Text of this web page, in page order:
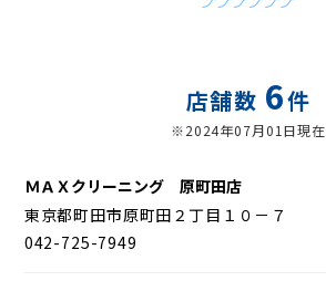
店舗数 6件
※2024年07月01日現在
ＭＡＸクリーニング 原町田店
東京都町田市原町田２丁目１０－７
042-725-7949